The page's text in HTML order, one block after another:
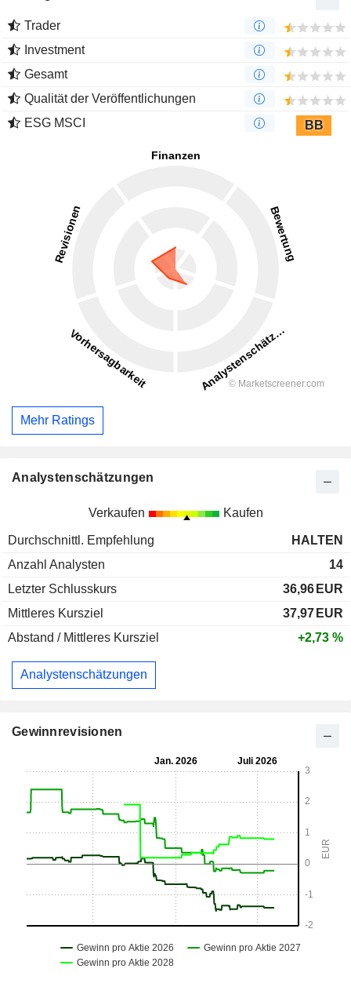
Trader
Investment
Gesamt
Qualität der Veröffentlichungen
ESG MSCI
BB
Mehr Ratings
Analystenschätzungen
Verkaufen Kaufen
Durchschnittl. Empfehlung
HALTEN
Anzahl Analysten
14
Letzter Schlusskurs
36,96 EUR
Mittleres Kursziel
37,97 EUR
Abstand / Mittleres Kursziel
+2,73 %
Analystenschätzungen
Gewinnrevisionen